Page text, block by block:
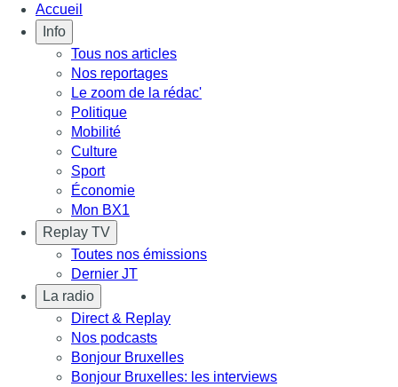
Accueil
Info
Tous nos articles
Nos reportages
Le zoom de la rédac'
Politique
Mobilité
Culture
Sport
Économie
Mon BX1
Replay TV
Toutes nos émissions
Dernier JT
La radio
Direct & Replay
Nos podcasts
Bonjour Bruxelles
Bonjour Bruxelles: les interviews